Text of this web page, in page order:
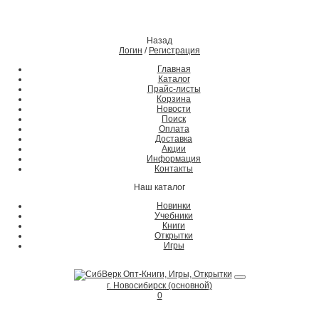
Назад
Логин / Регистрация
Главная
Каталог
Прайс-листы
Корзина
Новости
Поиск
Оплата
Доставка
Акции
Информация
Контакты
Наш каталог
Новинки
Учебники
Книги
Открытки
Игры
г. Новосибирск (основной)
0